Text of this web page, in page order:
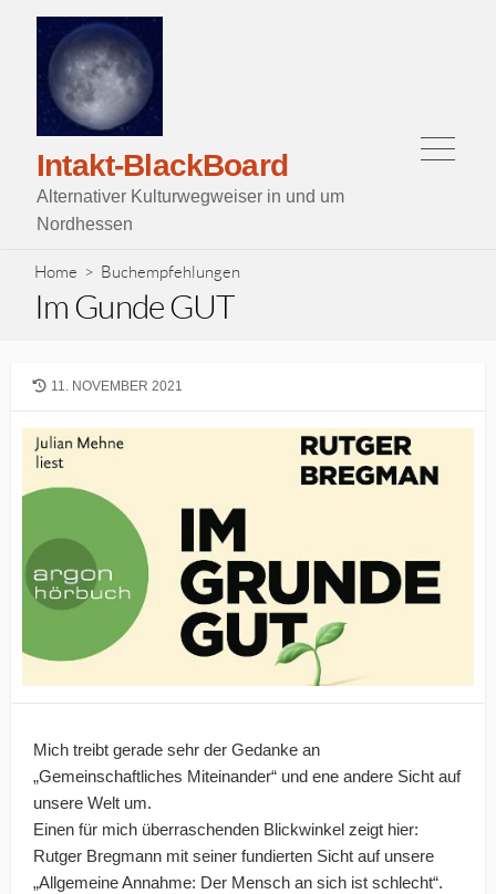
Skip
content
Intakt-BlackBoard
Alternativer Kulturwegweiser in und um
Nordhessen
Home > Buchempfehlungen
Im Gunde GUT
LAST
DATE
11. NOVEMBER 2021
Mich treibt gerade sehr der Gedanke an
„Gemeinschaftliches Miteinander“ und ene andere Sicht auf
unsere Welt um.
Einen für mich überraschenden Blickwinkel zeigt hier:
Rutger Bregmann mit seiner fundierten Sicht auf unsere
„Allgemeine Annahme: Der Mensch an sich ist schlecht“.